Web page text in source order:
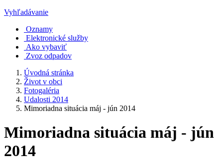
Vyhľadávanie
Oznamy
Elektronické služby
Ako vybaviť
Zvoz odpadov
Úvodná stránka
Život v obci
Fotogaléria
Udalosti 2014
Mimoriadna situácia máj - jún 2014
Mimoriadna situácia máj - jún
2014